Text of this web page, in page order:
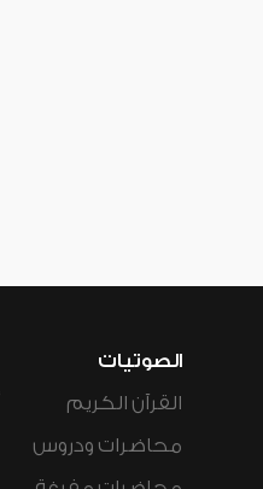
الصوتيات
القرآن الكريم
محاضرات ودروس